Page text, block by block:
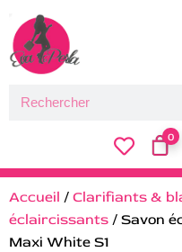
0
Accueil / Clarifiants &
éclaircissants / Savon
Maxi White S1